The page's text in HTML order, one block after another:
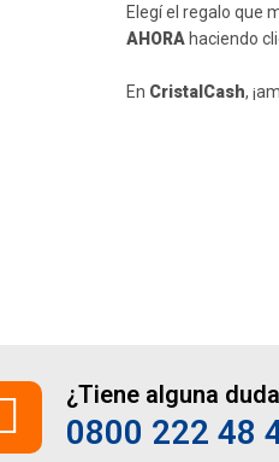
Elegí el regalo que
AHORAhaciendo
En CristalCash,
¿Tiene alguna
0800 222 48